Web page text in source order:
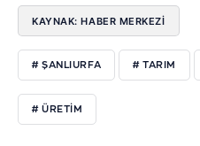
KAYNAK: HABER MERKEZİ
# ŞANLIURFA # TARIM
# ÜRETİM